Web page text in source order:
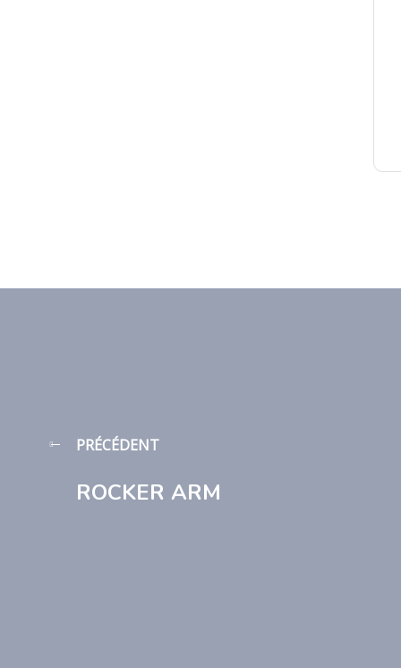
PRÉCÉDENT
ROCKER ARM